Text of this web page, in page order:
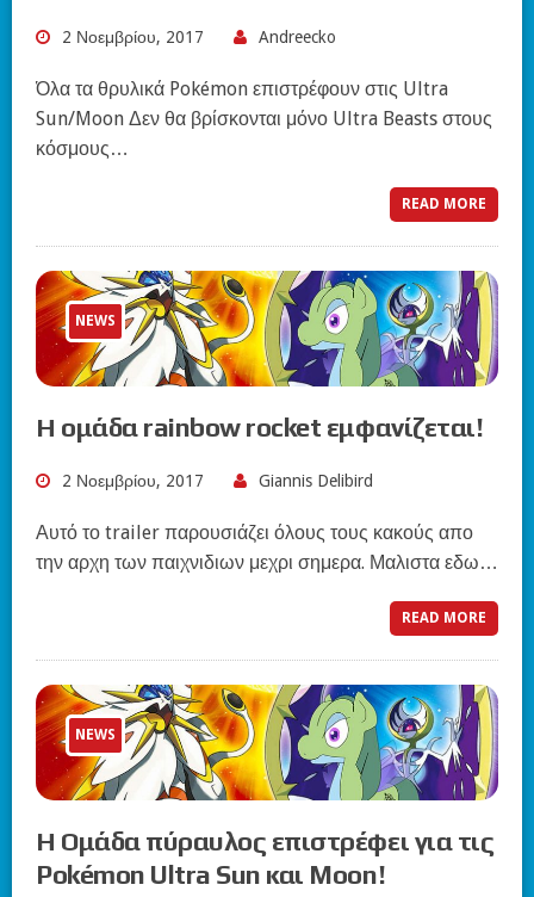
2 Νοεμβρίου, 2017 Andreecko
Όλα τα θρυλικά Pokémon επιστρέφουν στις Ultra
Sun/Moon Δεν θα βρίσκονται μόνο Ultra Beasts στους
κόσμους…
READ MORE
NEWS
Η ομάδα rainbow rocket εμφανίζεται!
2 Νοεμβρίου, 2017 Giannis Delibird
Αυτό το trailer παρουσιάζει όλους τους κακούς απο
την αρχη των παιχνιδιων μεχρι σημερα. Μαλιστα εδω…
READ MORE
NEWS
Η Ομάδα πύραυλος επιστρέφει για τις
Pokémon Ultra Sun και Moon!